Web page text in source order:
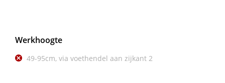
Werkhoogte
49-95cm, via voethendel aan zijkant 2